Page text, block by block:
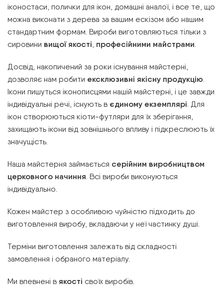
іконостаси, полички для ікон, домашні аналої, і все те, що
можна виконати з дерева за вашим ескізом або нашим
стандартним формам. Вироби виготовляються тільки з
сировини вищої якості, професійними майстрами.
Досвід, накопичений за роки існування майстерні,
дозволяє нам робити ексклюзивні якісну продукцію.
Ікони пишуться іконописцями нашій майстерні, і це завжди
індивідуальні речі, існують в єдиному екземплярі. Для
ікон створюються кіоти-футляри для їх зберігання,
захищають ікони від зовнішнього впливу і підкреслюють їх
значущість.
Наша майстерня займається серійним виробництвом
церковного начиння. Всі вироби виконуються
індивідуально.
Кожен майстер з особливою чуйністю підходить до
виготовлення виробу, вкладаючи у неї частинку душі.
Терміни виготовлення залежать від складності
замовлення і обраного матеріалу.
Ми впевнені в якості своїх виробів.